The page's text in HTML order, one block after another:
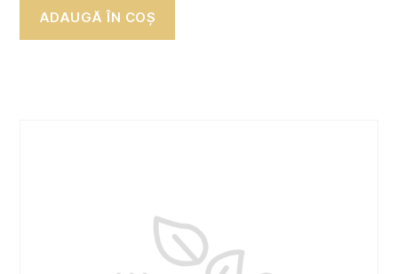
ADAUGĂ ÎN COȘ